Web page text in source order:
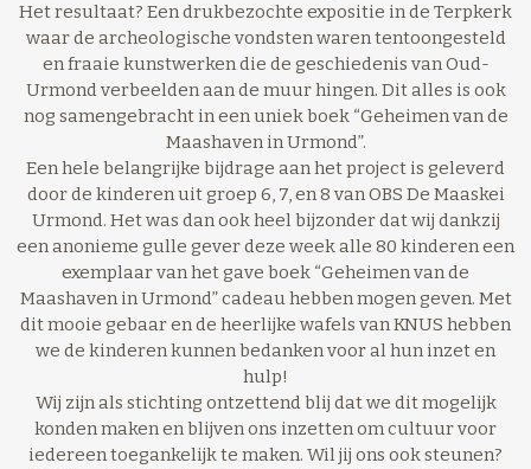
Het resultaat? Een drukbezochte expositie in de Terpkerk
waar de archeologische vondsten waren tentoongesteld
en fraaie kunstwerken die de geschiedenis van Oud-
Urmond verbeelden aan de muur hingen. Dit alles is ook
nog samengebracht in een uniek boek “Geheimen van de
Maashaven in Urmond”.
Een hele belangrijke bijdrage aan het project is geleverd
door de kinderen uit groep 6, 7, en 8 van OBS De Maaskei
Urmond. Het was dan ook heel bijzonder dat wij dankzij
een anonieme gulle gever deze week alle 80 kinderen een
exemplaar van het gave boek “Geheimen van de
Maashaven in Urmond” cadeau hebben mogen geven. Met
dit mooie gebaar en de heerlijke wafels van KNUS hebben
we de kinderen kunnen bedanken voor al hun inzet en
hulp!
Wij zijn als stichting ontzettend blij dat we dit mogelijk
konden maken en blijven ons inzetten om cultuur voor
iedereen toegankelijk te maken. Wil jij ons ook steunen?